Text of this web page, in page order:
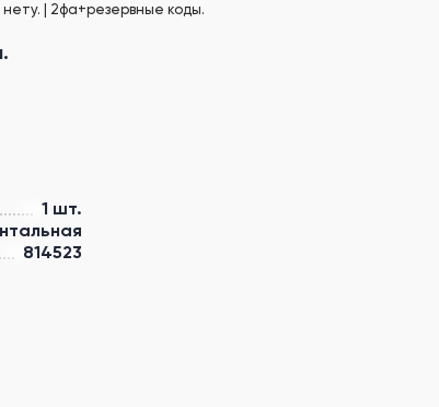
| 2фа+резервные коды.
1 шт.
814523